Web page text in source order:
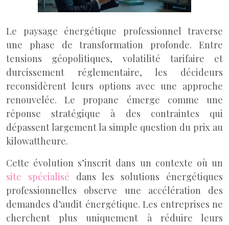
Le paysage énergétique professionnel traverse
une phase de transformation profonde. Entre
tensions géopolitiques, volatilité tarifaire et
durcissement réglementaire, les décideurs
reconsidèrent leurs options avec une approche
renouvelée. Le propane émerge comme une
réponse stratégique à des contraintes qui
dépassent largement la simple question du prix au
kilowattheure.
Cette évolution s’inscrit dans un contexte où un
site spécialisé dans les solutions énergétiques
professionnelles observe une accélération des
demandes d’audit énergétique. Les entreprises ne
cherchent plus uniquement à réduire leurs